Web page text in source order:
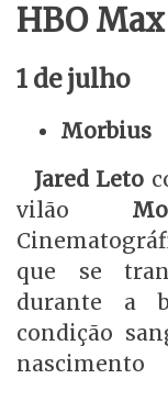
HBO Max
1 de julho
Morbius
Jared Leto
vilão
que se
durante a
condição
nascimento